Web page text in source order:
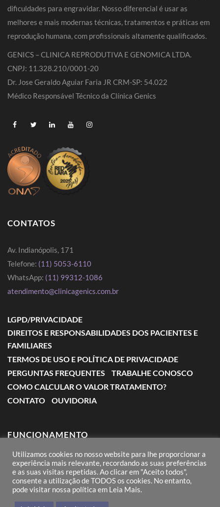
dificuldades para engravidar. Nosso diferencial é usar as
melhores e mais modernas técnicas, tratamentos e práticas em
reprodução humana, com profissionais altamente qualificados.
GENICS – CLINICA REPRODUTIVA E GENOMICA LTDA.
CNPJ: 11.328.210/0001-20
Dr. Jose Geraldo Aguiar Faria JR CRM-SP: 54.022
Médico Responsável Técnico da Clínica Genics
CONTATOS
Av. Indianópolis, 171
Telefone: (11) 5053-6110
WhatsApp: (11) 99312-1086
atendimento@clinicagenics.com.br
LGPD/PRIVACIDADE
DIREITOS E RESPONSABILIDADES DOS PACIENTES E
FAMILIARES
TERMOS DE USO E POLÍTICA DE PRIVACIDADE
PERGUNTAS FREQUENTES
TRABALHE CONOSCO
COMO CALCULAR O VALOR TRATAMENTO?
CONTATO
OUVIDORIA
FUNCIONAMENTO
Segunda a Sexta: das 7:00 às 18:00
Sábado: das 8:00 às 12:00
Domingos e Feriados: conforme agendamento
Utilizamos cookies no nosso website para lhe proporcionar a
experiência mais relevante, recordando as suas preferências
e as suas visitas repetidas. Ao clicar em "Aceito todos",
consente a utilização de TODOS os cookies. No entanto,
pode visitar nossa política em Leia Mais.